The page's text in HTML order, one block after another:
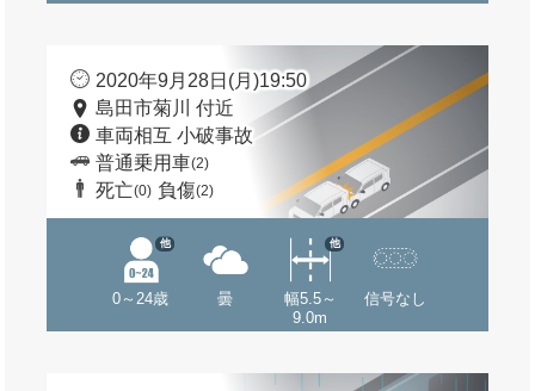
2020年9月28日(月)19:50
島田市菊川 付近
車両相互 小破事故
普通乗用車(2)
死亡(0) 負傷(2)
0～24歳
他
曇
幅5.5～
9.0m
他
信号なし